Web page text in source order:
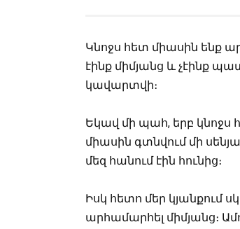
Կնոջս հետ միասին ենք
էինք միմյանց և չէինք
կավարտվի։
Եկավ մի պահ, երբ կնոջս
միասին գտնվում մի
մեզ հանում էին հունից։
Իսկ հետո մեր կյանքում
արհամարհել միմյանց։